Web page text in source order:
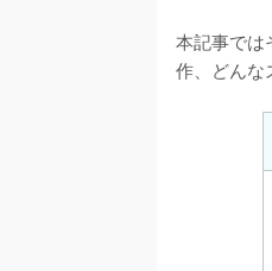
本記事では
作、どんな